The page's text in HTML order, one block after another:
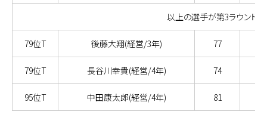
以上の選手が第3ラウンド
79位T 後藤大翔(経営/3年) 77
79位T 長谷川幸貴(経営/4年) 74
95位T 中田康太郎(経営/4年) 81